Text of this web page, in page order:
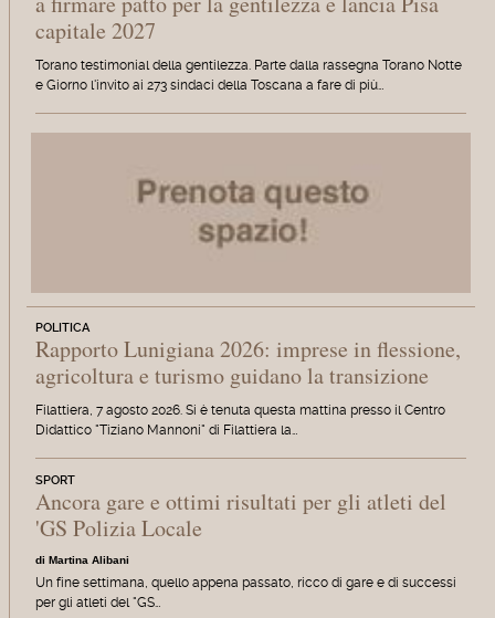
capitale 2027
Torano testimonial della gentilezza. Parte dalla rassegna Torano Notte
e Giorno l'invito ai 273 sindaci della Toscana a fare di più…
POLITICA
Rapporto Lunigiana 2026: imprese in flessione,
agricoltura e turismo guidano la transizione
Filattiera, 7 agosto 2026. Si è tenuta questa mattina presso il Centro
Didattico "Tiziano Mannoni" di Filattiera la…
SPORT
Ancora gare e ottimi risultati per gli atleti del
'GS Polizia Locale
di Martina Alibani
Un fine settimana, quello appena passato, ricco di gare e di successi
per gli atleti del "GS…